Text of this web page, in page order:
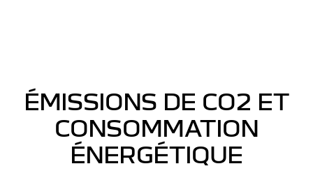
ÉMISSIONS DE CO2 ET
CONSOMMATION
ÉNERGÉTIQUE